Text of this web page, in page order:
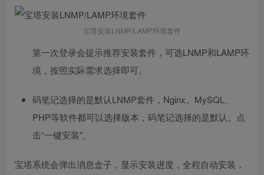
宝塔安装LNMP/LAMP环境套件
第一次登录会提示推荐安装套件，可选LNMP和LAMP环
境，按照实际需求选择即可。
码笔记选择的是默认LNMP套件，Nginx、MySQL、
PHP等软件都可以选择版本，码笔记选择的是默认。点
击“一键安装”。
宝塔系统会弹出消息盒子，显示安装进度，全程自动安装，